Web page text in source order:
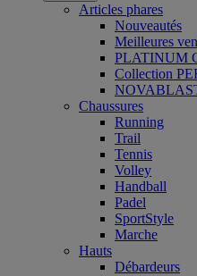
Articles phares
Nouveautés
Meilleures
PLATINUM
Collection
Chaussures
Running
Trail
Tennis
Volley
Handball
Padel
SportStyle
Marche
Hauts
Débardeurs